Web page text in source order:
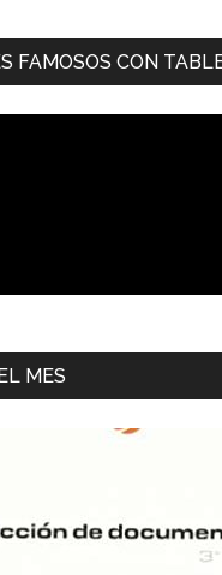
FAMOSOS CON
MES